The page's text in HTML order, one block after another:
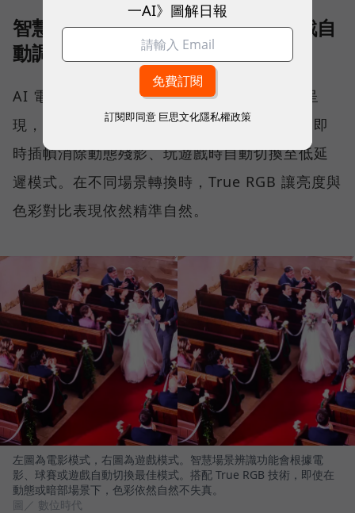
智慧場景辨識：依電影、球賽、遊戲自
動調整畫面
AI 電視能即時辨識播放內容，自動調整畫面呈
現，比如看電影時調整為劇院感色溫、看球賽即
時插幀消除動態殘影、玩遊戲時自動切換至低延
遲模式。在不同場景轉換時，True RGB 讓亮度與
色彩對比表現依然精準自然。
左圖為電影模式，右圖為遊戲模式。智慧場景辨識功能會根據電
影、球賽或遊戲自動切換最佳模式。搭配 True RGB 技術，即使在
動態或暗部場景下，色彩依然自然不失真。
圖／ 數位時代
一AI》圖解日報
訂閱即同意 巨思文化隱私權政策